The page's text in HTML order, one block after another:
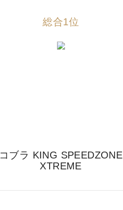
総合1位
コブラ KING SPEEDZONE
XTREME